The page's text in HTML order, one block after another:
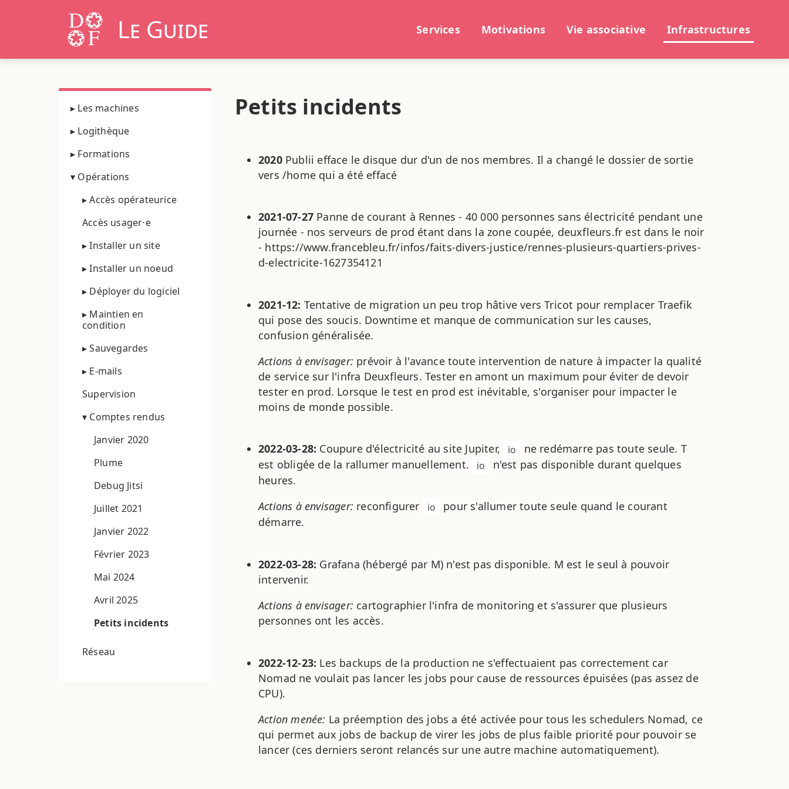
Le Guide Services Motivations Vie associative Infrastructures
▸ Les machines
▸ Logithèque
▸ Formations
▾ Opérations
▸ Accès opérateurice
Accès usager⋅e
▸ Installer un site
▸ Installer un noeud
▸ Déployer du logiciel
▸ Maintien en
condition
▸ Sauvegardes
▸ E-mails
Supervision
▾ Comptes rendus
Janvier 2020
Plume
Debug Jitsi
Juillet 2021
Janvier 2022
Février 2023
Mai 2024
Avril 2025
Petits incidents
Réseau
Petits incidents
2020Publii efface le disque dur d'un de nos membres. Il a changé le dossier de sortie
vers /home qui a été effacé
2021-07-27 Panne de courant à Rennes - 40 000 personnes sans électricité pendant une
journée - nos serveurs de prod étant dans la zone coupée, deuxfleurs.fr est dans le noir
- https://www.francebleu.fr/infos/faits-divers-justice/rennes-plusieurs-quartiers-prives-
d-electricite-1627354121
2021-12: Tentative de migration un peu trop hâtive vers Tricot pour remplacer Traefik
qui pose des soucis. Downtime et manque de communication sur les causes,
confusion généralisée.
Actions à envisager: prévoir à l'avance toute intervention de nature à impacter la qualité
de service sur l'infra Deuxfleurs. Tester en amont un maximum pour éviter de devoir
tester en prod. Lorsque le test en prod est inévitable, s'organiser pour impacter le
moins de monde possible.
2022-03-28: Coupure d'électricité au site Jupiter, io
ne redémarre pas toute seule. T
est obligée de la rallumer manuellement.
io
n'est pas disponible durant quelques
heures.
Actions à envisager: reconfigurer io
pour s'allumer toute seule quand le courant
démarre.
2022-03-28: Grafana (hébergé par M) n'est pas disponible. M est le seul à pouvoir
intervenir.
Actions à envisager: cartographier l'infra de monitoring et s'assurer que plusieurs
personnes ont les accès.
2022-12-23: Les backups de la production ne s'effectuaient pas correctement car
Nomad ne voulait pas lancer les jobs pour cause de ressources épuisées (pas assez de
CPU).
Action menée: La préemption des jobs a été activée pour tous les schedulers Nomad, ce
qui permet aux jobs de backup de virer les jobs de plus faible priorité pour pouvoir se
lancer (ces derniers seront relancés sur une autre machine automatiquement).